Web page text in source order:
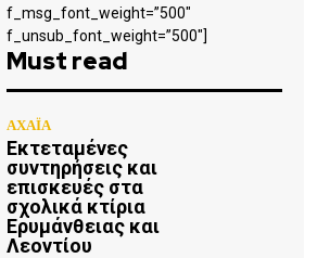
f_msg_font_weight=”500″
f_unsub_font_weight=”500″]
Must read
ΑΧΑΪΑ
Εκτεταμένες
συντηρήσεις και
επισκευές στα
σχολικά κτίρια
Ερυμάνθειας και
Λεοντίου